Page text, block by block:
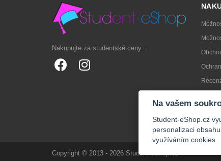
Nakupujte za studentské ceny...
Copyright © 2013 - 2026 Student-eShop.cz
Na vašem
Student-eShop.cz
personalizaci
využíváním cookies.